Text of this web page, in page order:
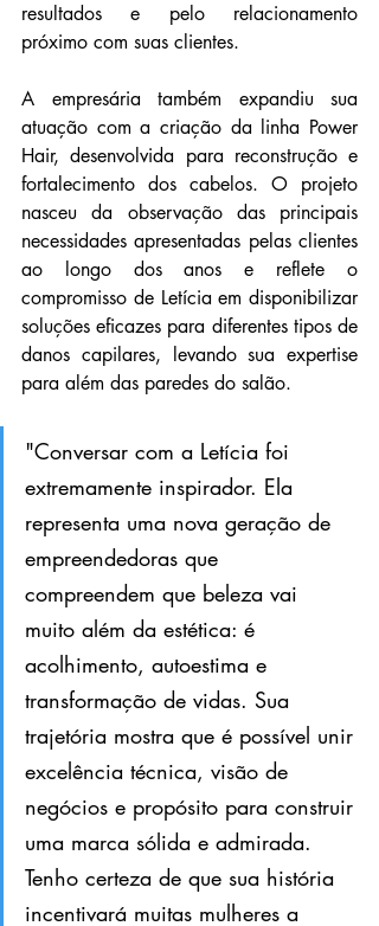
resultados e pelo relacionamento
próximo com suas clientes.
A empresária também expandiu sua
atuação com a criação da linha Power
Hair, desenvolvida para reconstrução e
fortalecimento dos cabelos. O projeto
nasceu da observação das principais
necessidades apresentadas pelas clientes
ao longo dos anos e reflete o
compromisso de Letícia em disponibilizar
soluções eficazes para diferentes tipos de
danos capilares, levando sua expertise
para além das paredes do salão.
"Conversar com a Letícia foi
extremamente inspirador. Ela
representa uma nova geração de
empreendedoras que
compreendem que beleza vai
muito além da estética: é
acolhimento, autoestima e
transformação de vidas. Sua
trajetória mostra que é possível unir
excelência técnica, visão de
negócios e propósito para construir
uma marca sólida e admirada.
Tenho certeza de que sua história
incentivará muitas mulheres a